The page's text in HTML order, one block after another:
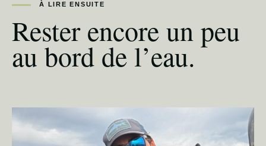
À LIRE ENSUITE
Rester encore un peu
au bord de l’eau.